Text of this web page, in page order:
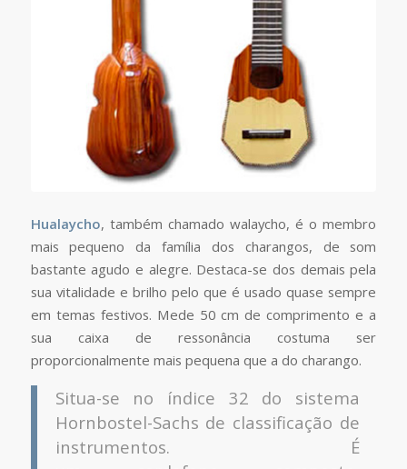
Hualaycho, também chamado walaycho, é o membro
mais pequeno da família dos charangos, de som
bastante agudo e alegre. Destaca-se dos demais pela
sua vitalidade e brilho pelo que é usado quase sempre
em temas festivos. Mede 50 cm de comprimento e a
sua caixa de ressonância costuma ser
proporcionalmente mais pequena que a do charango.
Situa-se no índice 32 do sistema
Hornbostel-Sachs de classificação de
instrumentos. É